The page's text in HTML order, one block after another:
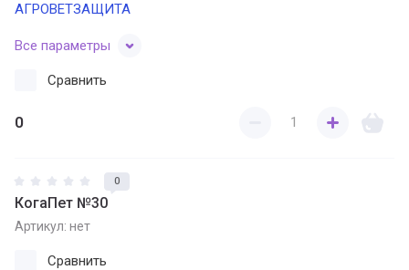
АГРОВЕТЗАЩИТА
Все параметры
Сравнить
0
0
КогаПет №30
Артикул: нет
Сравнить